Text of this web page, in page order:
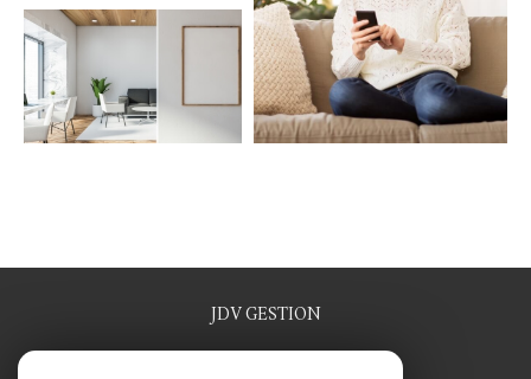
JDV GESTION